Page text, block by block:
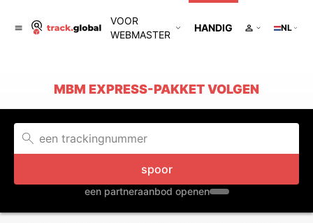
VOOR
WEBMASTER
HANDIG NL
MBM EXPRESS-PAKKET VOLGEN
spoor
een partneraanbod openen